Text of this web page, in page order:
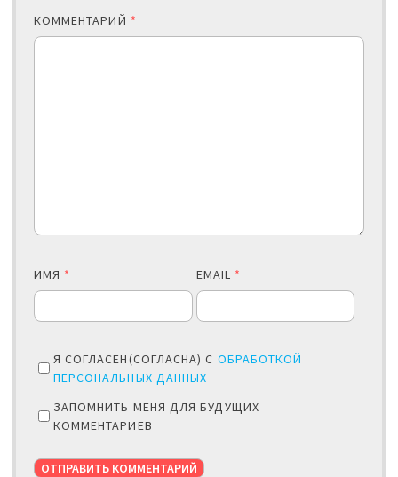
КОММЕНТАРИЙ *
ИМЯ * EMAIL *
Я СОГЛАСЕН(СОГЛАСНА) С ОБРАБОТКОЙ
ПЕРСОНАЛЬНЫХ ДАННЫХ
ЗАПОМНИТЬ МЕНЯ ДЛЯ БУДУЩИХ
КОММЕНТАРИЕВ